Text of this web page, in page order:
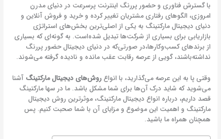
با گسترش فناوری و حضور پررنگ اینترنت پرسرعت در دنیای مدرن
امروزی، الگوهای رفتاری مشتریان تغییر کرده و خرید و فروش آنلاین و
دنیای دیجیتال مارکتینگ به یکی از اصلی‌ترین بخش‌های استراتژی
بازاریابی برای بسیاری از شرکت‌ها تبدیل شده‌است. به گونه‌ای که بسیاری
از برندهای کسب‌وکارها،در صورتی‌که در دنیای دیجیتال حضور پررنگ
نداشته‌باشند، گویی از عرصه رقابت عقب مانده و نادیده گرفته می‌شوند.
وقتی پا به این عرصه می‌گذارید، با انواعروش‌های دیجیتال مارکتینگ آشنا
می‌شوید که شاید درک آن‌ها برای شما مشکل باشد. ما در سها مارکتینگ
قصد داریم، درباره انواع دیجیتال مارکتینگ، موثرترین روش دیجیتال
مارکتینگ و اهمیت این موضوع و مزایای آن با شما صحبت کنیم. پس
همچنان همراه ما باشید.